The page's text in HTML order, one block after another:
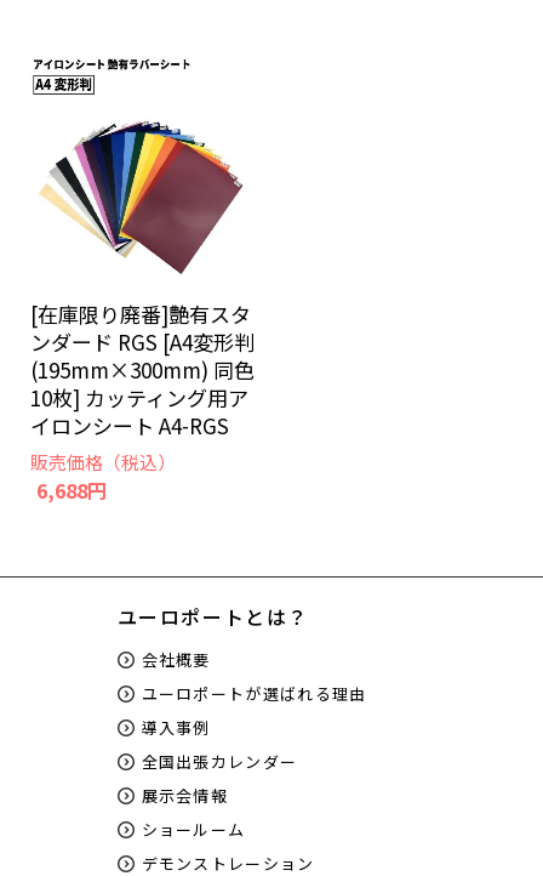
[在庫限り廃番]艶有スタ
ンダード RGS [A4変形判
(195mm×300mm) 同色
10枚] カッティング用ア
イロンシート A4-RGS
販売価格（税込）
6,688円
ユーロポートとは？
会社概要
ユーロポートが選ばれる理由
導入事例
全国出張カレンダー
展示会情報
ショールーム
デモンストレーション